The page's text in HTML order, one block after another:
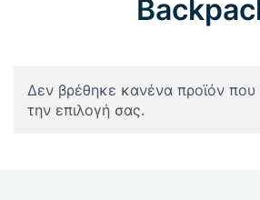
Δεν βρέθηκε κανένα προϊόν που
την επιλογή σας.